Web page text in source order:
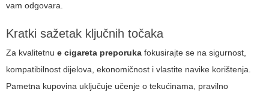
vam odgovara.
Kratki sažetak ključnih točaka
Za kvalitetnu e cigareta preporuka fokusirajte se na sigurnost,
kompatibilnost dijelova, ekonomičnost i vlastite navike korištenja.
Pametna kupovina uključuje učenje o tekućinama, pravilno